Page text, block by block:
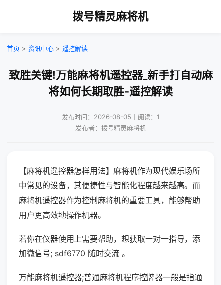
拨号精灵麻将机
首页 > 资讯中心 > 遥控解读
致胜关键!万能麻将机遥控器_新手打自动麻
将如何长期取胜-遥控解读
发布时间：2026-08-05｜阅读：1
发布者：拨号精灵麻将机
【麻将机遥控器怎样用法】麻将机作为现代娱乐场所
中常见的设备，其便捷性与智能化程度越来越高。而
麻将机遥控器作为控制麻将机的重要工具，能够帮助
用户更高效地操作机器。
若你在仪器使用上需要帮助，想获取一对一指导，添
加微信号; sdf6770 随时交流 。
万能麻将机遥控器;普通麻将机程序控牌器一般是指通